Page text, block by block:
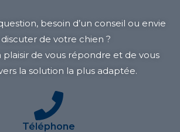
besoin d’un conseil ou envie
de votre chien ?
plaisir de vous répondre et de vous
la solution la plus adaptée.
Téléphone